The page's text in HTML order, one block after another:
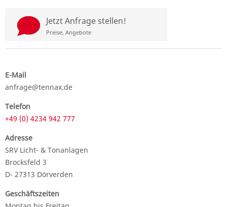
d Jetzt Anfrage stellen!
Preise, Angebote
E-Mail
anfrage@tennax.de
Telefon
+49 (0) 4234 942 777
Adresse
SRV Licht- & Tonanlagen
Brocksfeld 3
D- 27313 Dörverden
Geschäftszeiten